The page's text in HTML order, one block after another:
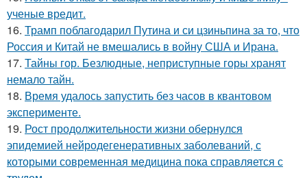
ученые вредит.
16. Трамп поблагодарил Путина и си цзиньпина за то, что
Россия и Китай не вмешались в войну США и Ирана.
17. Тайны гор. Безлюдные, неприступные горы хранят
немало тайн.
18. Время удалось запустить без часов в квантовом
эксперименте.
19. Рост продолжительности жизни обернулся
эпидемией нейродегенеративных заболеваний, с
которыми современная медицина пока справляется с